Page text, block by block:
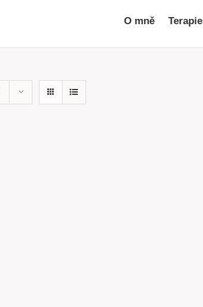
O mně Terapie